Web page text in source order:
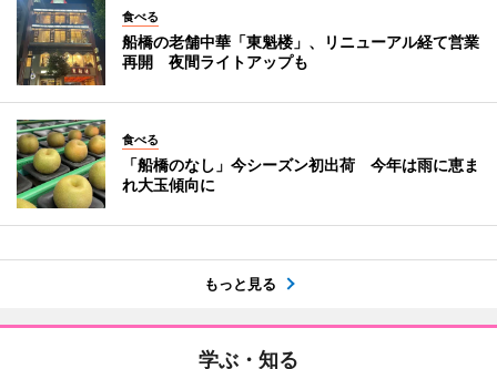
食べる
船橋の老舗中華「東魁楼」、リニューアル経て営業
再開 夜間ライトアップも
食べる
「船橋のなし」今シーズン初出荷 今年は雨に恵ま
れ大玉傾向に
もっと見る
学ぶ・知る